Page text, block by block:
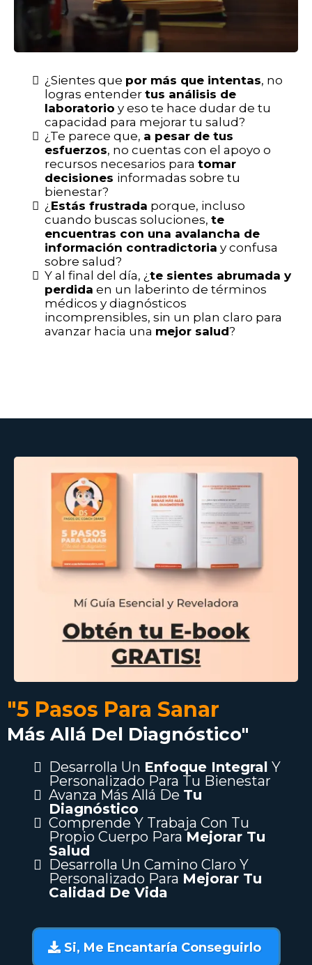
¿Sientes que por más que intentas, no
logras entender tus análisis de
laboratorio y eso te hace dudar de tu
capacidad para mejorar tu salud?
¿Te parece que, a pesar de tus
esfuerzos, no cuentas con el apoyo o
recursos necesarios para tomar
decisiones informadas sobre tu
bienestar?
¿ Estás frustrada porque, incluso
cuando buscas soluciones, te
encuentras con una avalancha de
información contradictoria y confusa
sobre salud?
Y al final del día, ¿ te sientes abrumada y
perdida en un laberinto de términos
médicos y diagnósticos
incomprensibles, sin un plan claro para
avanzar hacia una mejor salud?
"5 Pasos Para Sanar
Más Allá Del Diagnóstico"
Desarrolla Un Enfoque Integral Y
Personalizado Para Tu Bienestar
Avanza Más Allá De Tu
Diagnóstico
Comprende Y Trabaja Con Tu
Propio Cuerpo Para Mejorar Tu
Salud
Desarrolla Un Camino Claro Y
Personalizado Para Mejorar Tu
Calidad De Vida
Si, Me Encantaría Conseguirlo